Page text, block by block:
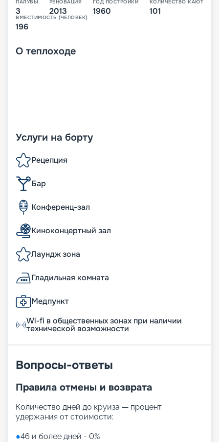
ПАЛУБЫ
3
РЕНОВАЦИЯ
2013
ГОД ПОСТРОЙКИ
1960
КОЛИЧЕСТВО КАЮТ
101
ВМЕСТИМОСТЬ (ЧЕЛОВЕК)
196
О теплоходе
Услуги на борту
Рецепция
Бар
Конференц-зал
Киноконцертный зал
Лаундж зона
Гладильная комната
Медпункт
Wi-fi в общественных зонах при наличии
технической возможности
Вопросы-ответы
Правила отмены и возврата
Количество дней до круиза — процент
удержания от стоимости:
●46 и более дней - 0%